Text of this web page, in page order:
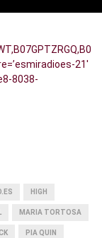
21′
8038-
HIGH
MARIA TORTOSA
PIA QUIN